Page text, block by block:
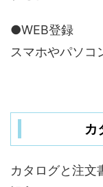
●WEB登録
スマホやパソコ
カ
カタログと注文